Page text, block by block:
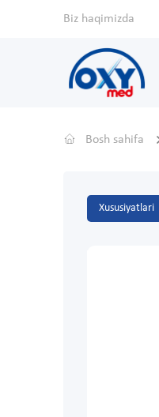
Biz haqimizda
Bosh sahifa
Xususiyatlari